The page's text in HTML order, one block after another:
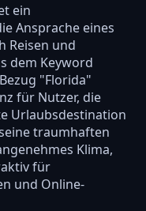
ein
Ansprache eines
Reisen und
dem Keyword
"Florida"
für Nutzer, die
Urlaubsdestination
traumhaften
Klima,
für
und Online-